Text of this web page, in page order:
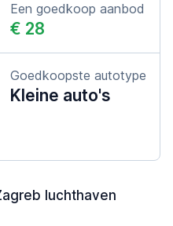
Een goedkoop aanbod
€ 28
Goedkoopste autotype
Kleine auto's
luchthaven